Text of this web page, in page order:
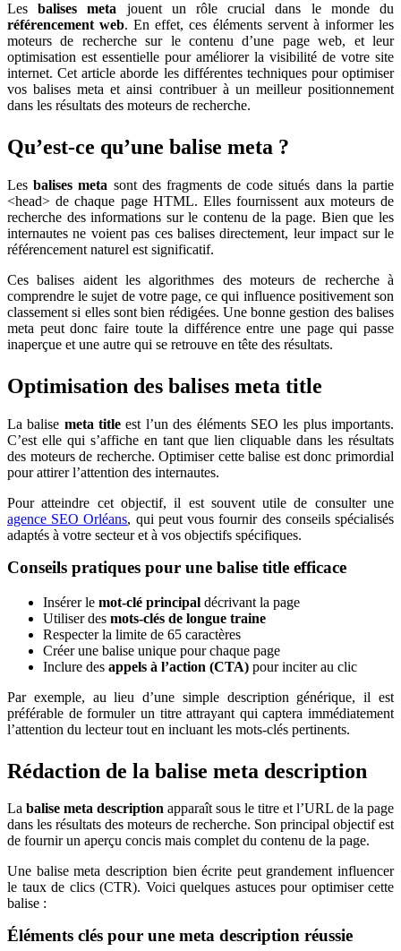
Lesbalises meta jouent un rôle crucial dans le monde du
référencement web. En effet, ces éléments servent à informer les
moteurs de recherche sur le contenu d’une page web, et leur
optimisation est essentielle pour améliorer la visibilité de votre site
internet. Cet article aborde les différentes techniques pour optimiser
vos balises meta et ainsi contribuer à un meilleur positionnement
dans les résultats des moteurs de recherche.
Qu’est-ce qu’une balise meta ?
Lesbalises meta sont des fragments de code situés dans la partie
<head> de chaque page HTML. Elles fournissent aux moteurs de
recherche des informations sur le contenu de la page. Bien que les
internautes ne voient pas ces balises directement, leur impact sur le
référencement naturel est significatif.
Ces balises aident les algorithmes des moteurs de recherche à
comprendre le sujet de votre page, ce qui influence positivement son
classement si elles sont bien rédigées. Une bonne gestion des balises
meta peut donc faire toute la différence entre une page qui passe
inaperçue et une autre qui se retrouve en tête des résultats.
Optimisation des balises meta title
La balise meta title est l’un des éléments SEO les plus importants.
C’est elle qui s’affiche en tant que lien cliquable dans les résultats
des moteurs de recherche. Optimiser cette balise est donc primordial
pour attirer l’attention des internautes.
Pour atteindre cet objectif, il est souvent utile de consulter une
agence SEO Orléans, qui peut vous fournir des conseils spécialisés
adaptés à votre secteur et à vos objectifs spécifiques.
Conseils pratiques pour une balise title efficace
Insérer le mot-clé principal décrivant la page
Utiliser des mots-clés de longue traine
Respecter la limite de 65 caractères
Créer une balise unique pour chaque page
Inclure des appels à l’action (CTA) pour inciter au clic
Par exemple, au lieu d’une simple description générique, il est
préférable de formuler un titre attrayant qui captera immédiatement
l’attention du lecteur tout en incluant les mots-clés pertinents.
Rédaction de la balise meta description
La balise meta description apparaît sous le titre et l’URL de la page
dans les résultats des moteurs de recherche. Son principal objectif est
de fournir un aperçu concis mais complet du contenu de la page.
Une balise meta description bien écrite peut grandement influencer
le taux de clics (CTR). Voici quelques astuces pour optimiser cette
balise :
Éléments clés pour une meta description réussie